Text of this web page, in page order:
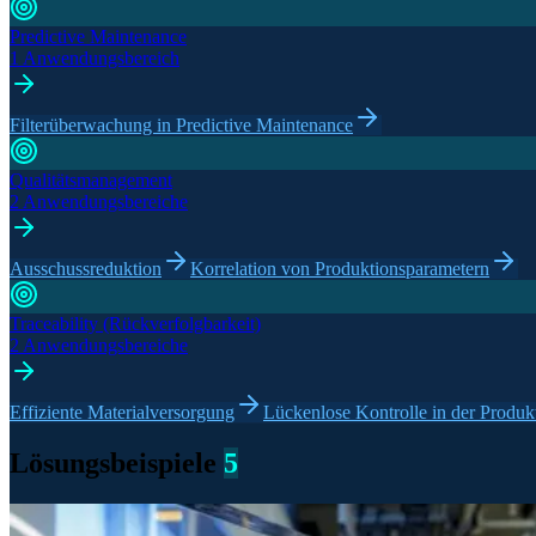
Predictive Maintenance
1 Anwendungsbereich
Filterüberwachung in Predictive Maintenance
Qualitätsmanagement
2 Anwendungsbereiche
Ausschussreduktion Korrelation von Produktionsparametern
Traceability (Rückverfolgbarkeit)
2 Anwendungsbereiche
Effiziente Materialversorgung Lückenlose Kontrolle in der
Lösungsbeispiele 5